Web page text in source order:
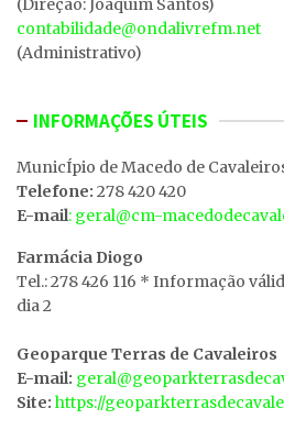
(Direção: Joaquim Santos)
contabilidade@ondalivrefm.net
(Administrativo)
INFORMAÇÕES ÚTEIS
MunicÍpio de Macedo de
Telefone: 278 420 420
E-mail: geral@cm-
Farmácia Diogo
Tel.: 278 426 116 * Informação
dia 2
Geoparque Terras de Cavaleiros
E-mail:
Site: https://